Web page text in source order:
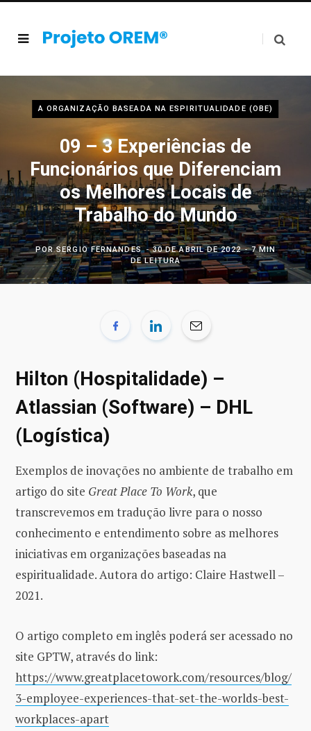
A ORGANIZAÇÃO BASEADA NA ESPIRITUALIDADE (OBE)
09 – 3 Experiências de
Funcionários que Diferenciam
os Melhores Locais de
Trabalho do Mundo
PORSERGIO FERNANDES 30 DE ABRIL DE 2022
7 MIN
DE LEITURA
Hilton (Hospitalidade) –
Atlassian (Software) – DHL
(Logística)
Exemplos de inovações no ambiente de trabalho em
artigo do site Great Place To Work, que
transcrevemos em tradução livre para o nosso
conhecimento e entendimento sobre as melhores
iniciativas em organizações baseadas na
espiritualidade. Autora do artigo: Claire Hastwell –
2021.
O artigo completo em inglês poderá ser acessado no
site GPTW, através do link:
https://www.greatplacetowork.com/resources/blog/
3-employee-experiences-that-set-the-worlds-best-
workplaces-apart